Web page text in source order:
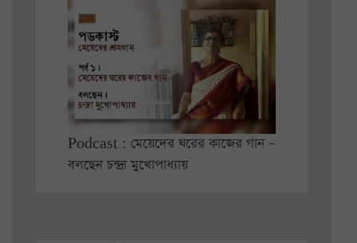
Podcast : মেয়েদের ঘরের কাজের গান –
বলছেন চন্দ্রা মুখোপাধ্যায়